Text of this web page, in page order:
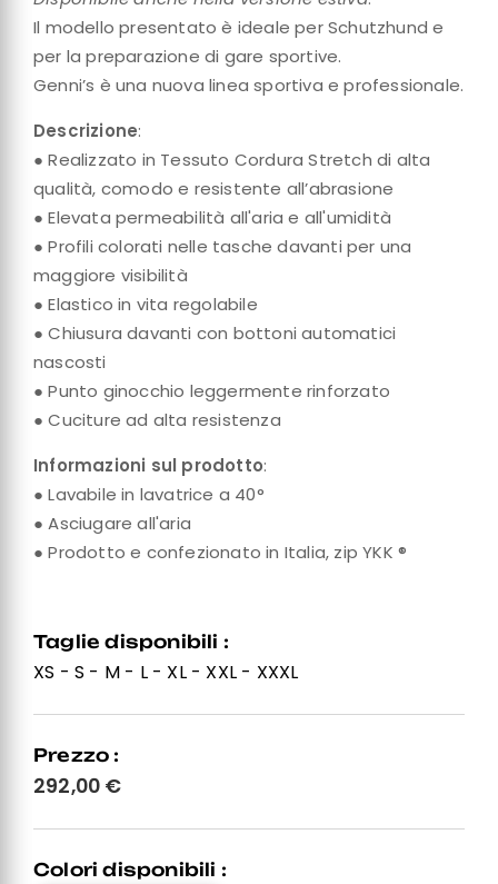
Il modello presentato è ideale per Schutzhund e
per la preparazione di gare sportive.
Genni’s è una nuova linea sportiva e professionale.
Descrizione:
● Realizzato in Tessuto Cordura Stretch di alta
qualità, comodo e resistente all’abrasione
● Elevata permeabilità all'aria e all'umidità
● Profili colorati nelle tasche davanti per una
maggiore visibilità
● Elastico in vita regolabile
● Chiusura davanti con bottoni automatici
nascosti
● Punto ginocchio leggermente rinforzato
● Cuciture ad alta resistenza
Informazioni sul prodotto:
● Lavabile in lavatrice a 40°
● Asciugare all'aria
● Prodotto e confezionato in Italia, zip YKK ®
Taglie disponibili :
XS - S - M - L - XL - XXL - XXXL
Prezzo :
292,00 €
Colori disponibili :